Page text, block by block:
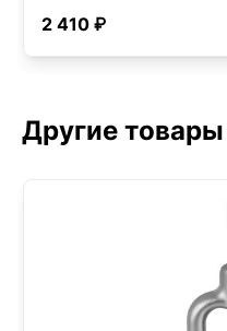
2 410 ₽
Другие товары